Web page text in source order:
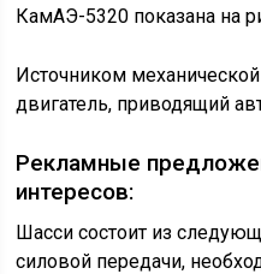
КамАЭ-5320 показана на
Источником
двигатель, приводящий
Рекламные
интересов:
Шасси состоит из
силовой передачи,